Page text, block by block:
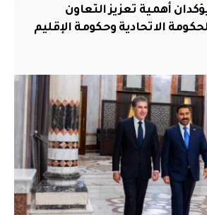
أهمية تعزيز التعاون
الاتحادية وحكومة الإقليم